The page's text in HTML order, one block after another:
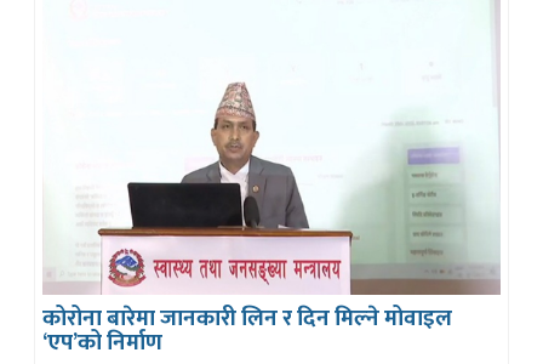
कोरोना बारेमा जानकारी लिन र दिन मिल्ने मोवाइल
‘एप’को निर्माण